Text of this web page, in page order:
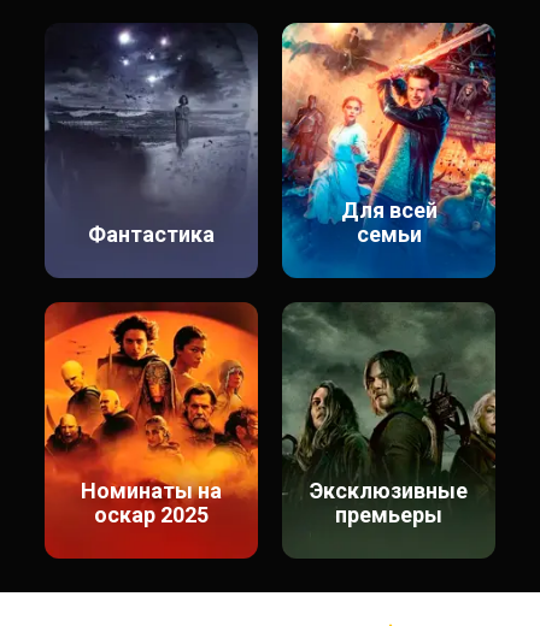
Фантастика
Для всей
семьи
Номинаты на
оскар 2025
Эксклюзивные
премьеры